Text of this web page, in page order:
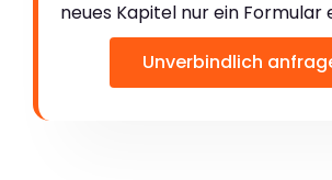
neues Kapitel nur ein Formular
Unverbindlich